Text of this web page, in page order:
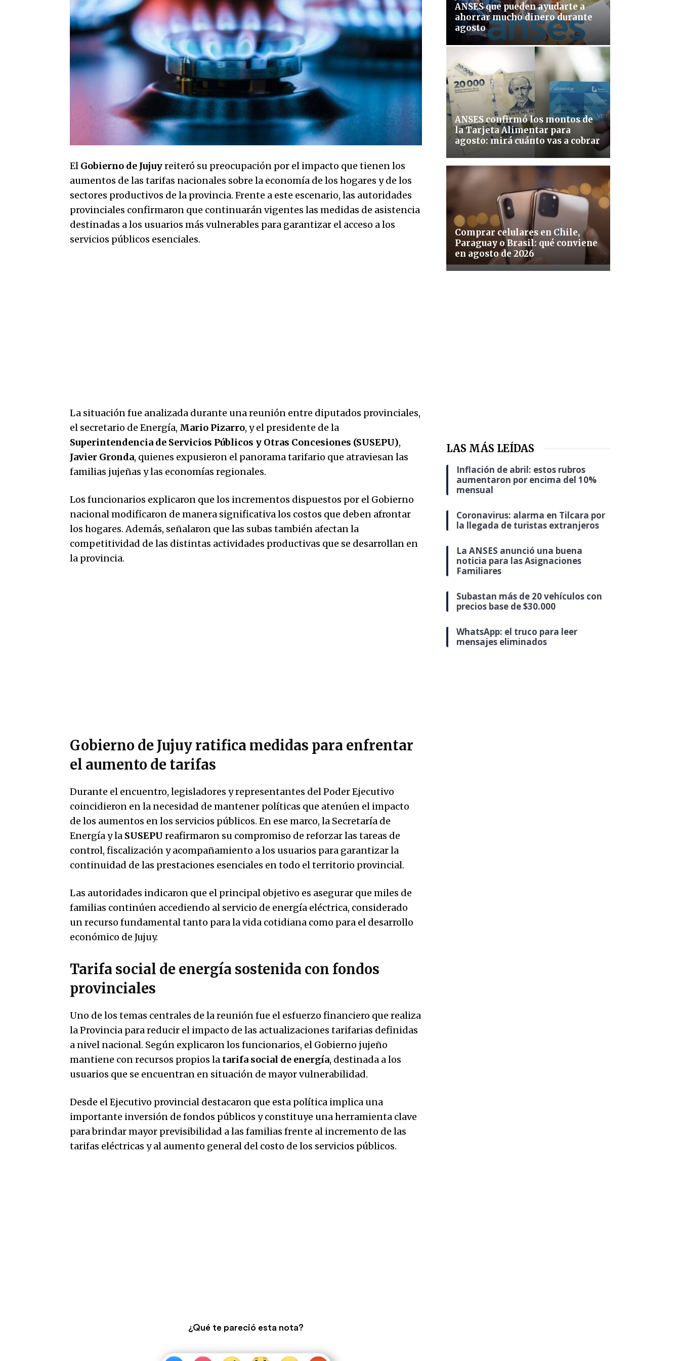
El Gobierno de Jujuyreiteró su preocupación por el impacto que tienen los
aumentos de las tarifas nacionales sobre la economía de los hogares y de los
sectores productivos de la provincia. Frente a este escenario, las autoridades
provinciales confirmaron que continuarán vigentes las medidas de asistencia
destinadas a los usuarios más vulnerables para garantizar el acceso a los
servicios públicos esenciales.
La situación fue analizada durante una reunión entre diputados provinciales,
el secretario de Energía, Mario Pizarro, y el presidente de la
Superintendencia de Servicios Públicos y Otras Concesiones (SUSEPU),
Javier Gronda, quienes expusieron el panorama tarifario que atraviesan las
familias jujeñas y las economías regionales.
Los funcionarios explicaron que los incrementos dispuestos por el Gobierno
nacional modificaron de manera significativa los costos que deben afrontar
los hogares. Además, señalaron que las subas también afectan la
competitividad de las distintas actividades productivas que se desarrollan en
la provincia.
Gobierno de Jujuy ratifica medidas para enfrentar
el aumento de tarifas
Durante el encuentro, legisladores y representantes del Poder Ejecutivo
coincidieron en la necesidad de mantener políticas que atenúen el impacto
de los aumentos en los servicios públicos. En ese marco, la Secretaría de
Energía y la SUSEPU reafirmaron su compromiso de reforzar las tareas de
control, fiscalización y acompañamiento a los usuarios para garantizar la
continuidad de las prestaciones esenciales en todo el territorio provincial.
Las autoridades indicaron que el principal objetivo es asegurar que miles de
familias continúen accediendo al servicio de energía eléctrica, considerado
un recurso fundamental tanto para la vida cotidiana como para el desarrollo
económico de Jujuy.
Tarifa social de energía sostenida con fondos
provinciales
Uno de los temas centrales de la reunión fue el esfuerzo financiero que realiza
la Provincia para reducir el impacto de las actualizaciones tarifarias definidas
a nivel nacional. Según explicaron los funcionarios, el Gobierno jujeño
mantiene con recursos propios la tarifa social de energía, destinada a los
usuarios que se encuentran en situación de mayor vulnerabilidad.
Desde el Ejecutivo provincial destacaron que esta política implica una
importante inversión de fondos públicos y constituye una herramienta clave
para brindar mayor previsibilidad a las familias frente al incremento de las
tarifas eléctricas y al aumento general del costo de los servicios públicos.
¿Qué te pareció esta nota?
ANSES que pueden ayudarte a
ahorrar mucho dinero durante
agosto
ANSES confirmó los montos de
la Tarjeta Alimentar para
agosto: mirá cuánto vas a cobrar
Comprar celulares en Chile,
Paraguay o Brasil: qué conviene
en agosto de 2026
LAS MÁS LEÍDAS
Inflación de abril: estos rubros
aumentaron por encima del 10%
mensual
Coronavirus: alarma en Tilcara por
la llegada de turistas extranjeros
La ANSES anunció una buena
noticia para las Asignaciones
Familiares
Subastan más de 20 vehículos con
precios base de $30.000
WhatsApp: el truco para leer
mensajes eliminados